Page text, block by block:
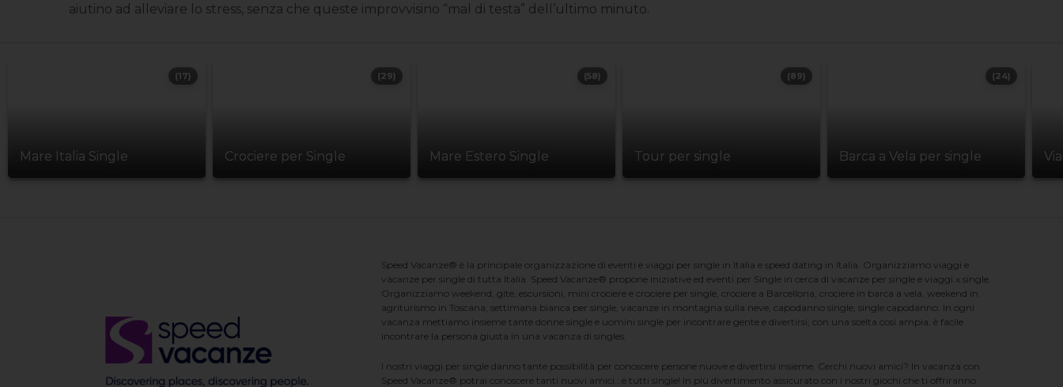
aiutino ad alleviare lo stress, senza che queste improvvisino “mal di testa” dell’ultimo minuto.
Mare Italia Single
(17)
Crociere per Single
(29)
Mare Estero Single
(58)
Tour per single
(89)
Barca a Vela per single
(24)
Speed Vacanze® è la principale organizzazione di eventi e viaggi per single in Italia e speed dating in Italia. Organizziamo viaggi e
vacanze per single di tutta Italia. Speed Vacanze® propone iniziative ed eventi per Single in cerca di vacanze per single e viaggi x single.
Organizziamo weekend, gite, escursioni, mini crociere e crociere per single, crociere a Barcellona, crociere in barca a vela, weekend in
agriturismo in Toscana, settimana bianca per single, vacanze in montagna sulla neve, capodanno single, single capodanno. In ogni
vacanza mettiamo insieme tante donne single e uomini single per incontrare gente e divertirsi; con una scelta cosi ampia, è facile
incontrare la persona giusta in una vacanza di singles.
I nostri viaggi per single danno tante possibilità per conoscere persone nuove e divertirsi insieme. Cerchi nuovi amici? In vacanza con
Speed Vacanze® potrai conoscere tanti nuovi amici...e tutti single! In più divertimento assicurato con i nostri giochi che ti offriranno